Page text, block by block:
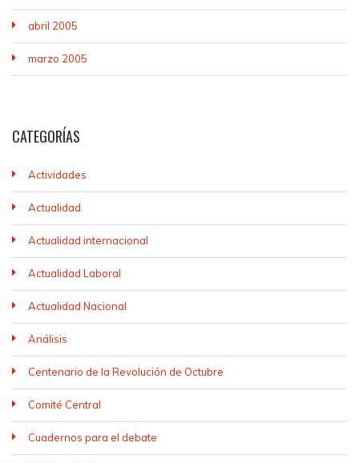
abril 2005
marzo 2005
CATEGORÍAS
Actividades
Actualidad
Actualidad internacional
Actualidad Laboral
Actualidad Nacional
Análisis
Centenario de la Revolución de Octubre
Comité Central
Cuadernos para el debate